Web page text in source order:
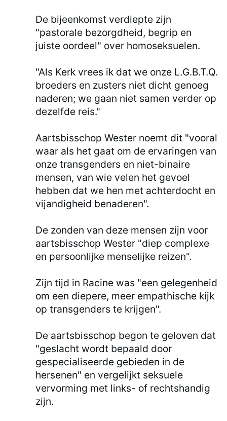
De bijeenkomst verdiepte zijn
"pastorale bezorgdheid, begrip en
juiste oordeel" over homoseksuelen.
"Als Kerk vrees ik dat we onze L.G.B.T.Q.
broeders en zusters niet dicht genoeg
naderen; we gaan niet samen verder op
dezelfde reis."
Aartsbisschop Wester noemt dit "vooral
waar als het gaat om de ervaringen van
onze transgenders en niet-binaire
mensen, van wie velen het gevoel
hebben dat we hen met achterdocht en
vijandigheid benaderen".
De zonden van deze mensen zijn voor
aartsbisschop Wester "diep complexe
en persoonlijke menselijke reizen".
Zijn tijd in Racine was "een gelegenheid
om een diepere, meer empathische kijk
op transgenders te krijgen".
De aartsbisschop begon te geloven dat
"geslacht wordt bepaald door
gespecialiseerde gebieden in de
hersenen" en vergelijkt seksuele
vervorming met links- of rechtshandig
zijn.